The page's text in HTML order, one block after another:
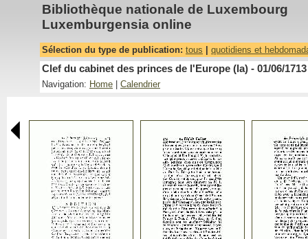
Bibliothèque nationale de Luxembourg
Luxemburgensia online
Sélection du type de publication: tous quotidiens et
Clef du cabinet des princes de l'Europe (la) - 01/06/1713
Navigation: Home Calendrier